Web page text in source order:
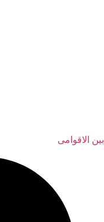
بین الاقوامی